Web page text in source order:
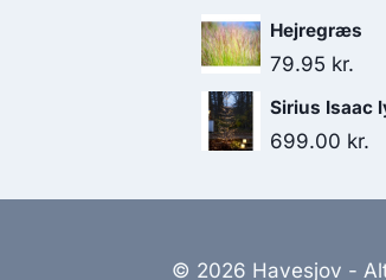
Hejregræs
79.95 kr.
Sirius Isaac
699.00 kr.
© 2026 Havesjov -